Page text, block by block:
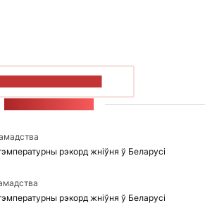
рэкорд жніўня ў Беларусі
рэкорд жніўня ў Беларусі